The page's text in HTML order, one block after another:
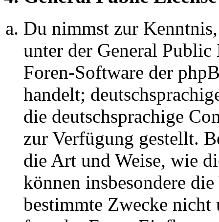
Du nimmst zur
unter der General
Foren-Software der
handelt;
die deutschsprachige
zur Verfügung gestellt.
die Art und Weise, wie
können insbesondere
bestimmte Zwecke nicht